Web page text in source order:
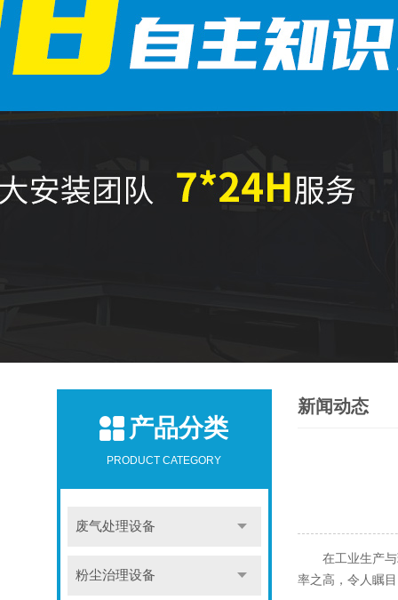
产品分类
PRODUCT CATEGORY
废气处理设备
粉尘治理设备
新闻动态
在工业生产与环
率之高，令人瞩